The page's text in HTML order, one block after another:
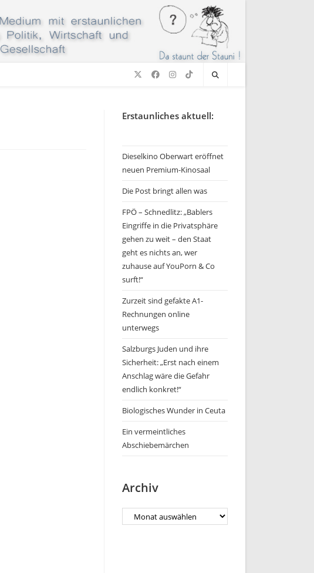
Erstaunliches aktuell:
Dieselkino Oberwart eröffnet
neuen Premium-Kinosaal
Die Post bringt allen was
FPÖ – Schnedlitz: „Bablers
Eingriffe in die Privatsphäre
gehen zu weit – den Staat
geht es nichts an, wer
zuhause auf YouPorn & Co
surft!“
Zurzeit sind gefakte A1-
Rechnungen online
unterwegs
Salzburgs Juden und ihre
Sicherheit: „Erst nach einem
Anschlag wäre die Gefahr
endlich konkret!“
Biologisches Wunder in Ceuta
Ein vermeintliches
Abschiebemärchen
Archiv
Archiv